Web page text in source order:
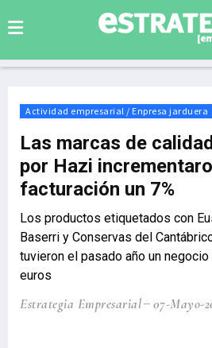
Actividad empresarial / Enpresa jarduera
Las marcas de
por Hazi
facturación un 7%
Los productos etiquetados con
Baserri y Conservas del
tuvieron el pasado año un
euros
Estrategia Empresarial 07-Mayo-